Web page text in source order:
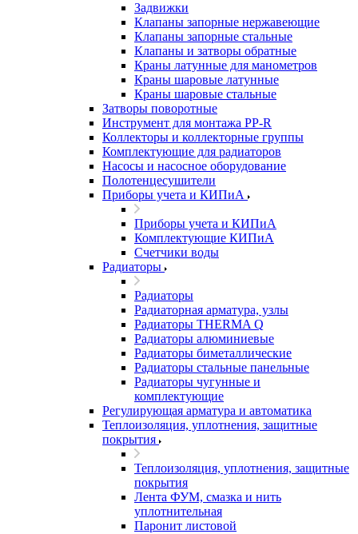
Задвижки
Клапаны запорные нержавеющие
Клапаны запорные стальные
Клапаны и затворы обратные
Краны латунные для манометров
Краны шаровые латунные
Краны шаровые стальные
Затворы поворотные
Инструмент для монтажа PP-R
Коллекторы и коллекторные группы
Комплектующие для радиаторов
Насосы и насосное оборудование
Полотенцесушители
Приборы учета и КИПиА
Приборы учета и КИПиА
Комплектующие КИПиА
Счетчики воды
Радиаторы
Радиаторы
Радиаторная арматура, узлы
Радиаторы THERMA Q
Радиаторы алюминиевые
Радиаторы биметаллические
Радиаторы стальные панельные
Радиаторы чугунные и
комплектующие
Регулирующая арматура и автоматика
Теплоизоляция, уплотнения, защитные
покрытия
Теплоизоляция, уплотнения, защитные
покрытия
Лента ФУМ, смазка и нить
уплотнительная
Паронит листовой